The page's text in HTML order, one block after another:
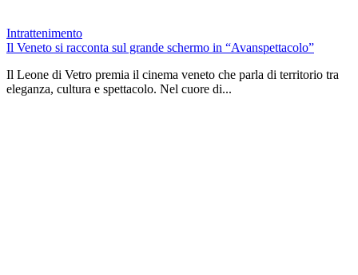
Intrattenimento
Il Veneto si racconta sul grande schermo in “Avanspettacolo”
Il Leone di Vetro premia il cinema veneto che parla di territorio tra
eleganza, cultura e spettacolo. Nel cuore di...